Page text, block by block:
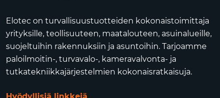
Elotec on turvallisuustuotteiden kokonaistoimittaja
yrityksille, teollisuuteen, maatalouteen, asuinalueille,
suojeltuihin rakennuksiin ja asuntoihin. Tarjoamme
paloilmoitin-, turvavalo-, kameravalvonta- ja
tutkatekniikkajärjestelmien kokonaisratkaisuja.